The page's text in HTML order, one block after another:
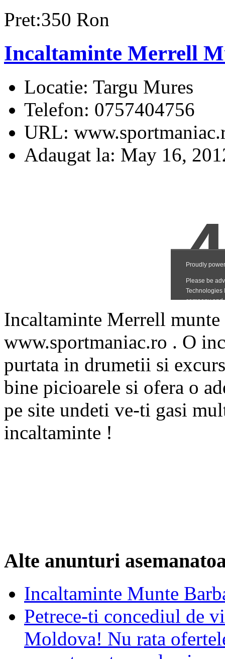
Pret:350 Ron
Incaltaminte Merrell
Locatie: Targu Mures
Telefon: 0757404756
URL:
Adaugat la: May 16,
Incaltaminte Merrell munte
www.sportmaniac.ro . O
purtata in drumetii si
bine picioarele si ofera o
pe site undeti ve-ti gasi
incaltaminte !
Alte anunturi
Incaltaminte Munte
Petrece-ti concediul de
Moldova! Nu rata